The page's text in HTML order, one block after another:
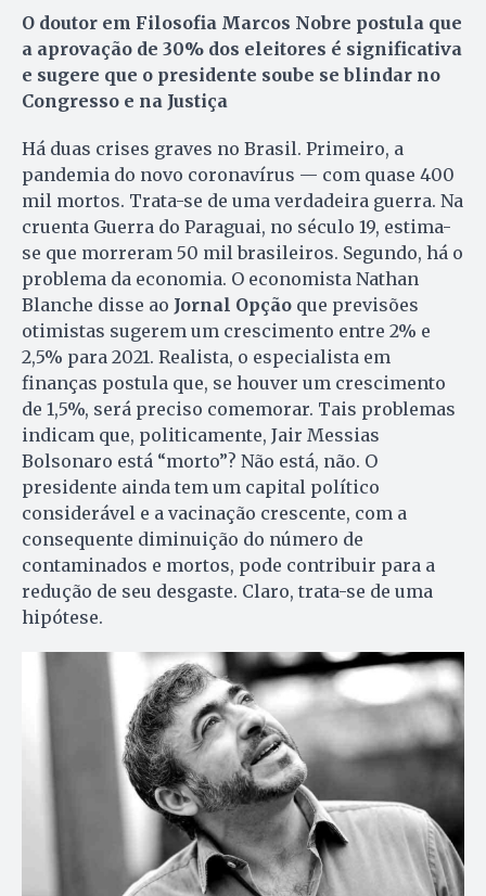
O doutor em Filosofia Marcos Nobre postula que
a aprovação de 30% dos eleitores é significativa
e sugere que o presidente soube se blindar no
Congresso e na Justiça
Há duas crises graves no Brasil. Primeiro, a
pandemia do novo coronavírus — com quase 400
mil mortos. Trata-se de uma verdadeira guerra. Na
cruenta Guerra do Paraguai, no século 19, estima-
se que morreram 50 mil brasileiros. Segundo, há o
problema da economia. O economista Nathan
Blanche disse ao Jornal Opção que previsões
otimistas sugerem um crescimento entre 2% e
2,5% para 2021. Realista, o especialista em
finanças postula que, se houver um crescimento
de 1,5%, será preciso comemorar. Tais problemas
indicam que, politicamente, Jair Messias
Bolsonaro está “morto”? Não está, não. O
presidente ainda tem um capital político
considerável e a vacinação crescente, com a
consequente diminuição do número de
contaminados e mortos, pode contribuir para a
redução de seu desgaste. Claro, trata-se de uma
hipótese.